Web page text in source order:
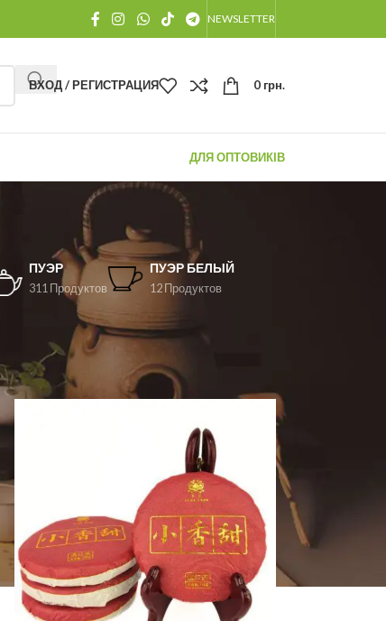
NEWSLETTER
ВХОД / РЕГИСТРАЦИЯ 0 грн.
ДЛЯ ОПТОВИКІВ
ПУЭР
311 Продуктов
ПУЭР БЕЛЫЙ
12 Продуктов
24